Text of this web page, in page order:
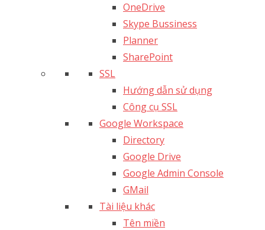
OneDrive
Skype Bussiness
Planner
SharePoint
SSL
Hướng dẫn sử dụng
Công cụ SSL
Google Workspace
Directory
Google Drive
Google Admin Console
GMail
Tài liệu khác
Tên miền